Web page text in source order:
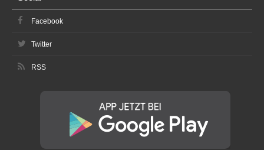
Facebook
Twitter
RSS